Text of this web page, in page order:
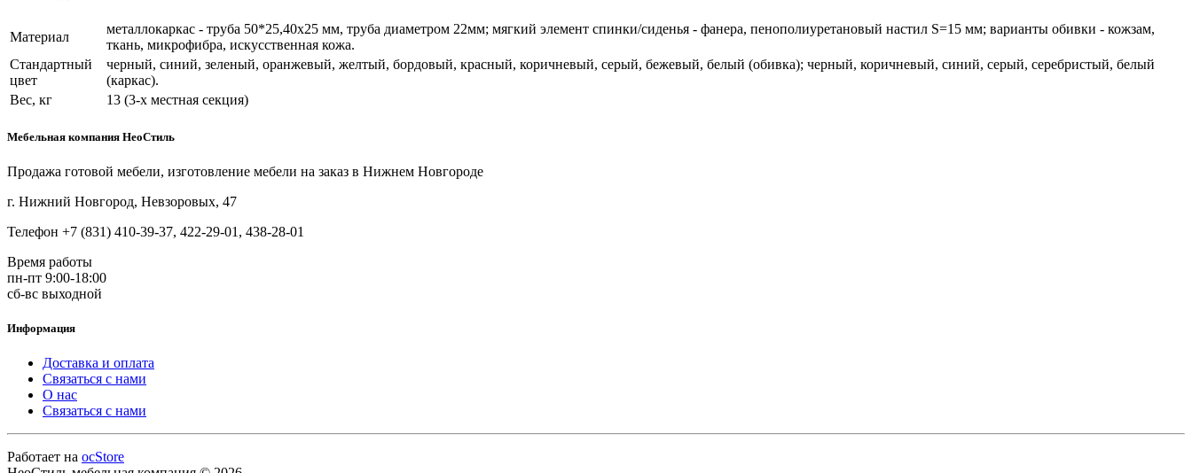
Материал
металлокаркас - труба 50*25,40х25 мм, труба диаметром 22мм; мягкий элемент спинки/сиденья - фанера, пенополиуретановый настил S=15 мм; варианты обивки - кожзам,
ткань, микрофибра, искусственная кожа.
Стандартный
цвет
черный, синий, зеленый, оранжевый, желтый, бордовый, красный, коричневый, серый, бежевый, белый (обивка); черный, коричневый, синий, серый, серебристый, белый
(каркас).
Вес, кг
13 (3-х местная секция)
Мебельная компания НеоСтиль
Продажа готовой мебели, изготовление мебели на заказ в Нижнем Новгороде
г. Нижний Новгород, Невзоровых, 47
Телефон +7 (831) 410-39-37, 422-29-01, 438-28-01
Время работы
пн-пт 9:00-18:00
сб-вс выходной
Информация
Доставка и оплата
Связаться с нами
О нас
Связаться с нами
Работает на ocStore